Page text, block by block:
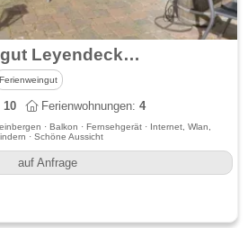
Bio-Ferienweingut Leyendecker - Ferienwohnungen
Ferienweingut
10 Ferienwohnungen:4
· Balkon · Fernsehgerät · Internet, Wlan,
· Schöne Aussicht
auf Anfrage